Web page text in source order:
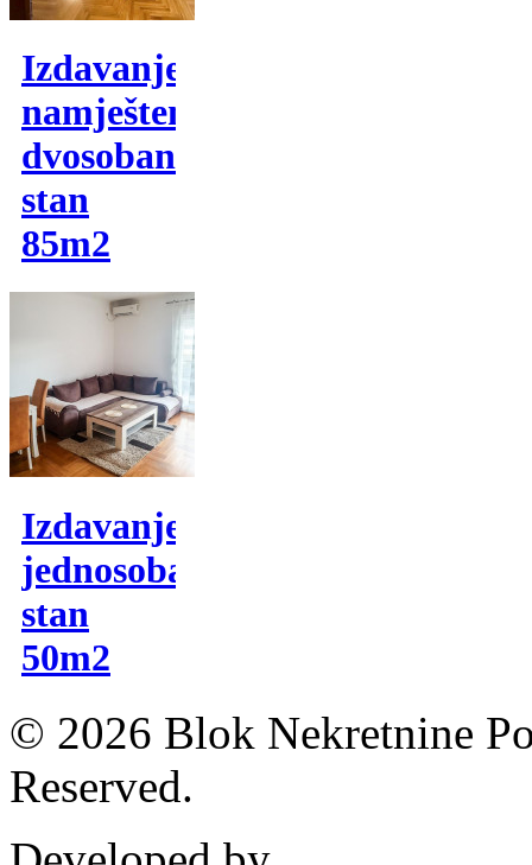
Izdavanje,
namješten
dvosoban
stan
85m2
Izdavanje,
jednosoban
stan
50m2
© 2026 Blok Nekretnine
Reserved.